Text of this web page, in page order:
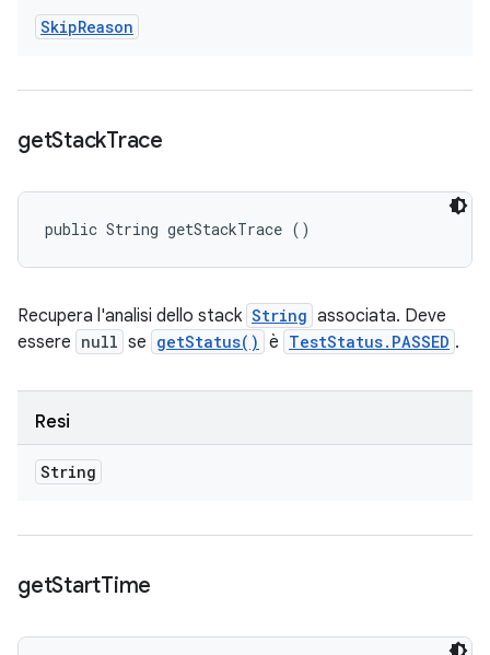
SkipReason
getStackTrace
public String getStackTrace ()
Recupera l'analisi dello stack String associata. Deve
essere null se getStatus() è TestStatus.PASSED .
Resi
String
getStartTime